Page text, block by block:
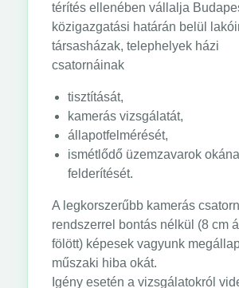
térítés ellenében vállalja
közigazgatási határán belül
társasházak, telephelyek házi
csatornáinak
tisztítását,
kamerás vizsgálatát,
állapotfelmérését,
ismétlődő üzemzavarok
felderítését.
A legkorszerűbb kamerás
rendszerrel bontás nélkül (8 cm
fölött) képesek vagyunk
műszaki hiba okát.
Igény esetén a vizsgálatokról